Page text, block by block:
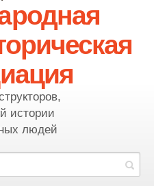
истории
людей